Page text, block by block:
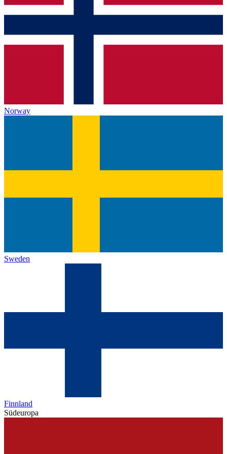
Norway
Sweden
Finnland
Südeuropa